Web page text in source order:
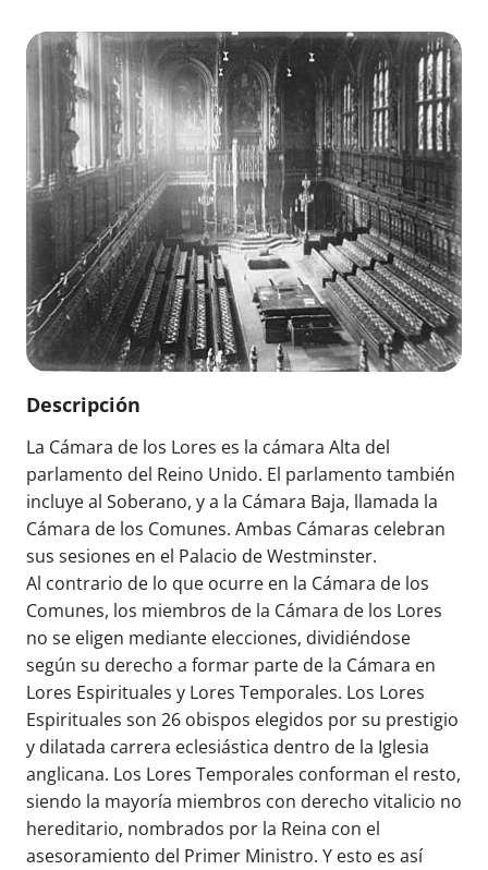
Descripción
La Cámara de los Lores es la cámara Alta del
parlamento del Reino Unido. El parlamento también
incluye al Soberano, y a la Cámara Baja, llamada la
Cámara de los Comunes. Ambas Cámaras celebran
sus sesiones en el Palacio de Westminster.
Al contrario de lo que ocurre en la Cámara de los
Comunes, los miembros de la Cámara de los Lores
no se eligen mediante elecciones, dividiéndose
según su derecho a formar parte de la Cámara en
Lores Espirituales y Lores Temporales. Los Lores
Espirituales son 26 obispos elegidos por su prestigio
y dilatada carrera eclesiástica dentro de la Iglesia
anglicana. Los Lores Temporales conforman el resto,
siendo la mayoría miembros con derecho vitalicio no
hereditario, nombrados por la Reina con el
asesoramiento del Primer Ministro. Y esto es así